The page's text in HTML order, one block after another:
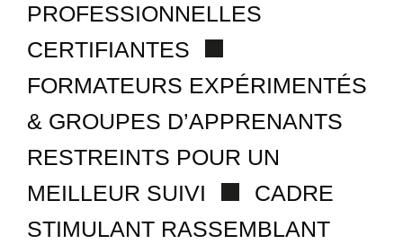
PROFESSIONNELLES
CERTIFIANTES
FORMATEURS EXPÉRIMENTÉS
& GROUPES D’APPRENANTS
RESTREINTS POUR UN
MEILLEUR SUIVI
CADRE
STIMULANT RASSEMBLANT